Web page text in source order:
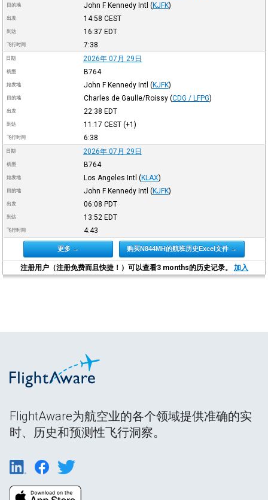
目的地 John F Kennedy Intl (KJFK)
出发 14:58 CEST
到达 16:37 EDT
飞行时间 7:38
日期 2026年 07月 29日
机型 B764
始发地 John F Kennedy Intl (KJFK)
目的地 Charles de Gaulle/Roissy (CDG / LFPG)
出发 22:38 EDT
到达 11:17 CEST(+1)
飞行时间 6:38
日期 2026年 07月 29日
机型 B764
始发地 Los Angeles Intl (KLAX)
目的地 John F Kennedy Intl (KJFK)
出发 06:08 PDT
到达 13:52 EDT
飞行时间 4:43
更多 → 购买N844MH的航班历史Excel文件 →
注册用户（注册免费而且快捷！）可以查看3 months的历史记录。 加入
FlightAware为航空业的各个领域提供准确的实
时、历史和预测性飞行洞察。